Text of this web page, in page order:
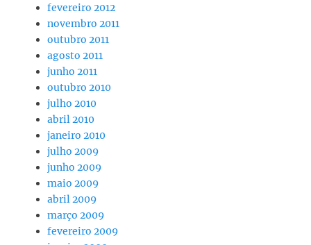
fevereiro 2012
novembro 2011
outubro 2011
agosto 2011
junho 2011
outubro 2010
julho 2010
abril 2010
janeiro 2010
julho 2009
junho 2009
maio 2009
abril 2009
março 2009
fevereiro 2009